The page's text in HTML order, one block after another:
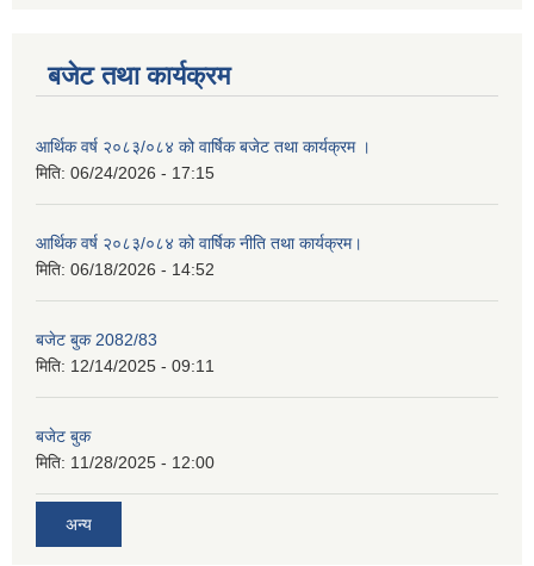
बजेट तथा कार्यक्रम
आर्थिक वर्ष २०८३/०८४ को वार्षिक बजेट तथा कार्यक्रम ।
मिति: 06/24/2026 - 17:15
आर्थिक वर्ष २०८३/०८४ को वार्षिक नीति तथा कार्यक्रम।
मिति: 06/18/2026 - 14:52
बजेट बुक 2082/83
मिति: 12/14/2025 - 09:11
बजेट बुक
मिति: 11/28/2025 - 12:00
अन्य